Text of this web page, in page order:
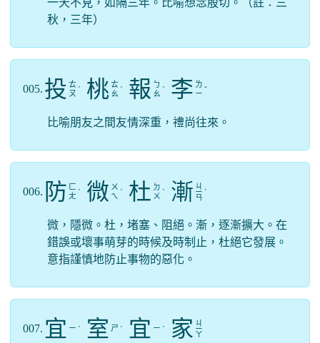
一天不見，如隔三年。比喻想念殷切。（註：三
秋，三年）
005. 投 ㄊ
ㄡ ˊ 桃 ㄊ
ㄠ ˊ 報 ㄅ
ㄠ ˋ 李 ㄌ
ㄧ ˇ
比喻朋友之間友情深重，禮尚往來。
006. 防 ㄈ
ㄤ ˊ 微 ㄨ
ㄟ ˊ 杜 ㄉ
ㄨ ˋ 漸 ㄐ
ㄧ
ㄢ
ˋ
微，隱微。杜，堵塞、阻絕。漸，逐漸擴大。在
錯誤或壞事萌芽的時候及時制止，杜絕它發展。
意指謹慎地防止事物的惡化。
007. 宜 ㄧ ˊ 室 ㄕ ˋ 宜 ㄧ ˊ 家 ㄐ
ㄧ
ㄚ